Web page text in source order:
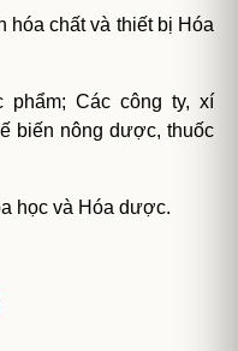
hóa chất và thiết bị Hóa
Các công ty, xí
biến nông dược, thuốc
học và Hóa dược.